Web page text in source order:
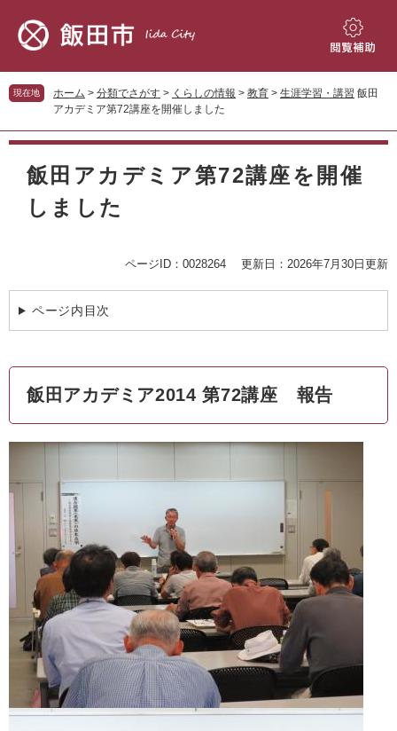
先
頭
す。
を
飛
し
閲
補
現在地 ホーム > 分類でさがす > くらしの情報 > 教育 > 生涯学習・講習 飯田
アカデミア第72講座を開催しました
本
飯田アカデミア第72講座を開催
しました
ページID：0028264 更新日：2026年7月30日更新
ページ内目次
飯田アカデミア2014 第72講座 報告